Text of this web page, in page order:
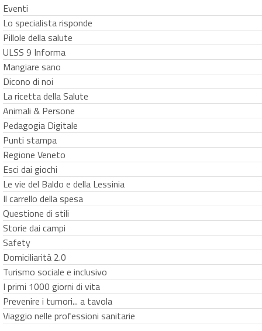
Eventi
Lo specialista risponde
Pillole della salute
ULSS 9 Informa
Mangiare sano
Dicono di noi
La ricetta della Salute
Animali & Persone
Pedagogia Digitale
Punti stampa
Regione Veneto
Esci dai giochi
Le vie del Baldo e della Lessinia
Il carrello della spesa
Questione di stili
Storie dai campi
Safety
Domiciliarità 2.0
Turismo sociale e inclusivo
I primi 1000 giorni di vita
Prevenire i tumori... a tavola
Viaggio nelle professioni sanitarie